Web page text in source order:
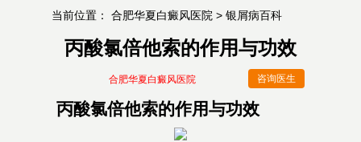
当前位置： 合肥华夏白癜风医院 > 银屑病百科
丙酸氯倍他索的作用与功效
合肥华夏白癜风医院 咨询医生
丙酸氯倍他索的作用与功效